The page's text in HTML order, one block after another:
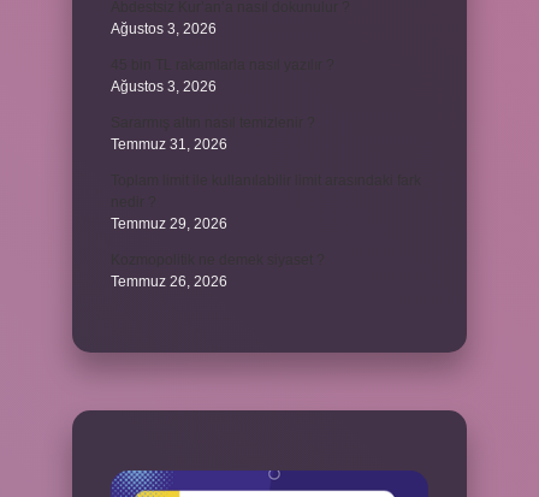
Ağustos 3, 2026
Ağustos 3, 2026
Temmuz 31, 2026
Temmuz 29, 2026
Temmuz 26, 2026